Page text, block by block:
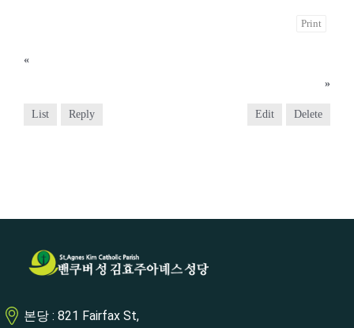
Print
«
»
List Reply Edit Delete
본당 : 821 Fairfax St,